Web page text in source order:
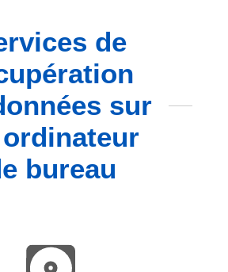
de
sur
bureau